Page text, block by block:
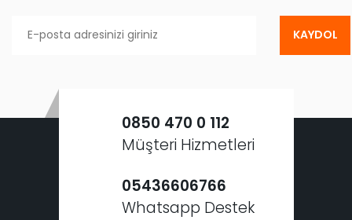
KAYDOL
0850 470 0 112
Müşteri Hizmetleri
05436606766
Whatsapp Destek